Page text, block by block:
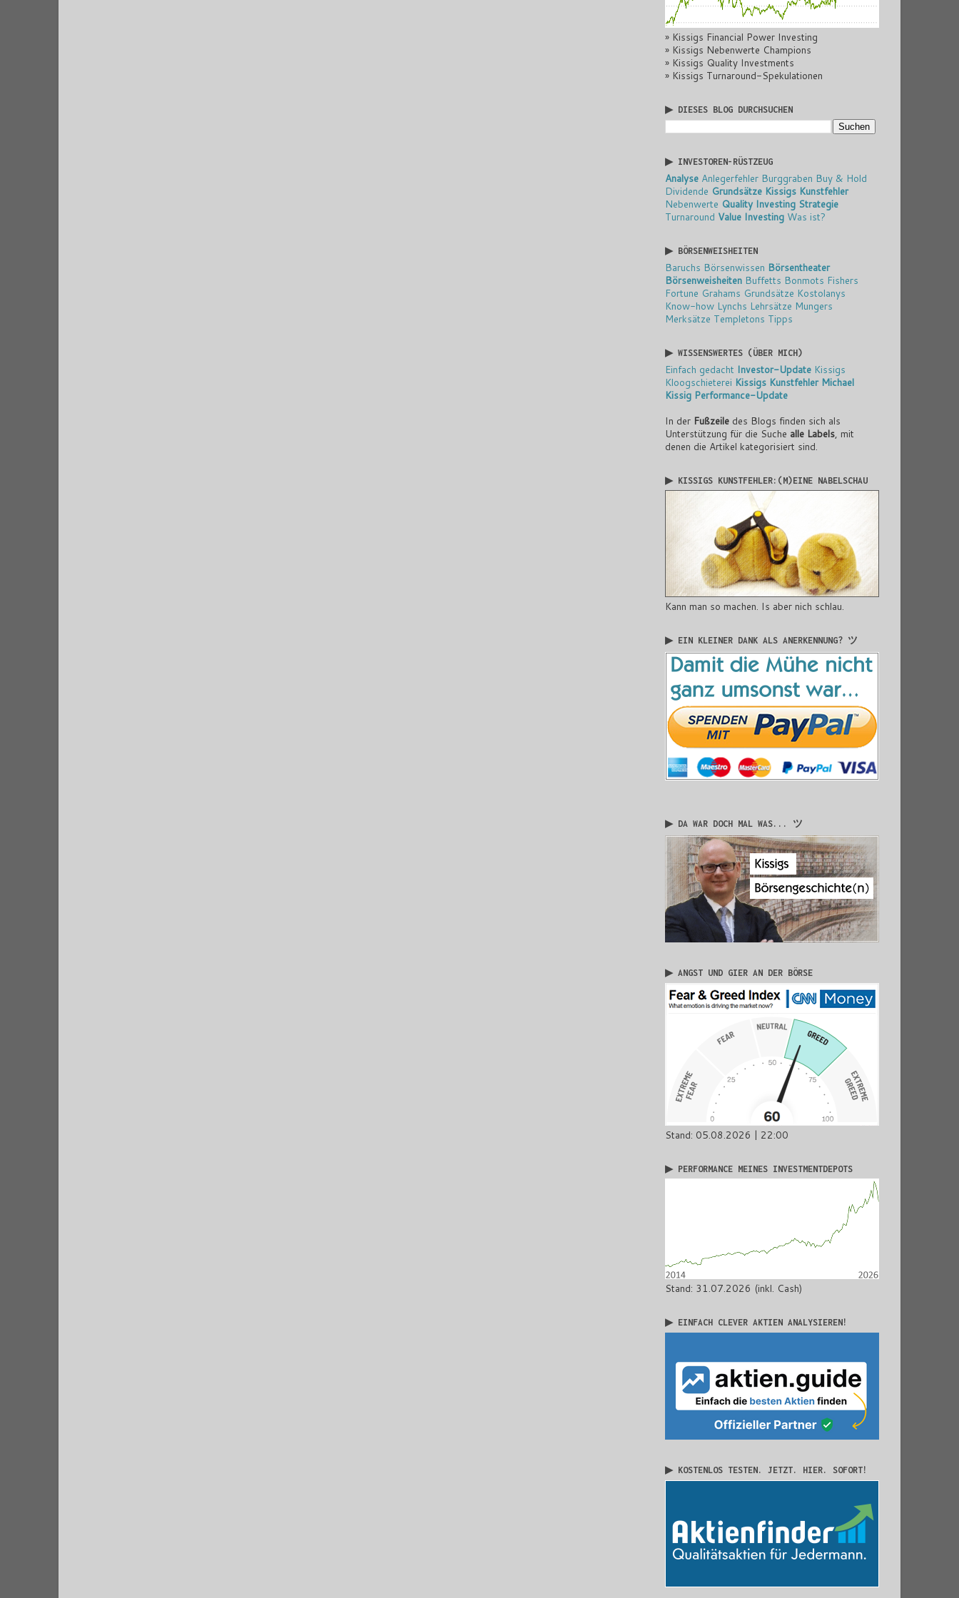
» Kissigs Financial Power Investing
» Kissigs Nebenwerte Champions
» Kissigs Quality Investments
» Kissigs Turnaround-Spekulationen
▶ DIESES BLOG DURCHSUCHEN
▶ INVESTOREN-RÜSTZEUG
Analyse Anlegerfehler Burggraben Buy & Hold
Dividende Grundsätze Kissigs Kunstfehler
Nebenwerte Quality Investing Strategie
Turnaround Value Investing Was ist?
▶ BÖRSENWEISHEITEN
Baruchs Börsenwissen Börsentheater
Börsenweisheiten Buffetts Bonmots Fishers
Fortune Grahams Grundsätze Kostolanys
Know-how Lynchs Lehrsätze Mungers
Merksätze Templetons Tipps
▶ WISSENSWERTES (ÜBER MICH)
Einfach gedacht Investor-Update Kissigs
Kloogschieterei Kissigs Kunstfehler Michael
Kissig Performance-Update
In der Fußzeile des Blogs finden sich als
Unterstützung für die Suche alle Labels , mit
denen die Artikel kategorisiert sind.
▶ KISSIGS KUNSTFEHLER:(M)EINE NABELSCHAU
Kann man so machen. Is aber nich schlau.
▶ EIN KLEINER DANK ALS ANERKENNUNG? ツ
▶ DA WAR DOCH MAL WAS... ツ
▶ ANGST UND GIER AN DER BÖRSE
Stand: 05.08.2026 | 22:00
▶ PERFORMANCE MEINES INVESTMENTDEPOTS
Stand: 31.07.2026 (inkl. Cash)
▶ EINFACH CLEVER AKTIEN ANALYSIEREN!
▶ KOSTENLOS TESTEN. JETZT. HIER. SOFORT!